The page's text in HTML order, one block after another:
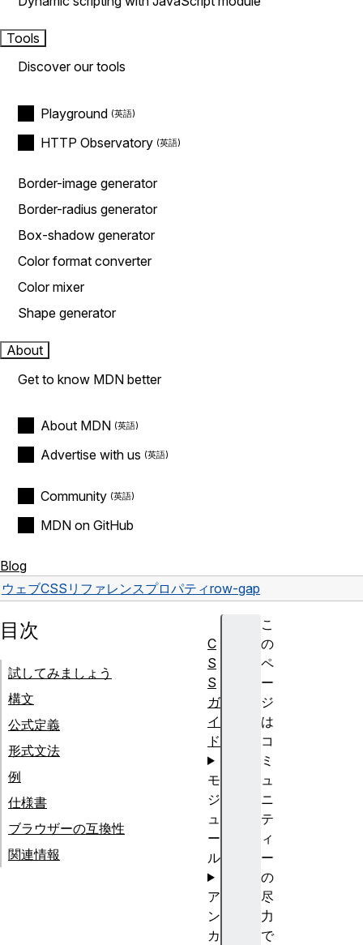
Tools
Discover our tools
Playground
HTTP Observatory
Border-image generator
Border-radius generator
Box-shadow generator
Color format converter
Color mixer
Shape generator
About
Get to know MDN better
About MDN
Advertise with us
Community
MDN on GitHub
Blog
ウェブCSS リファレンスプロパティrow-gap
こ
の
ペ
ー
ジ
は
コ
ミ
ュ
ニ
テ
ィ
ー
の
尽
力
で
目次
試してみましょう
構文
公式定義
形式文法
例
仕様書
ブラウザーの互換性
関連情報
C
S
S
ガ
イ
ド
モ
ジ
ュ
ー
ル
ア
ン
カ